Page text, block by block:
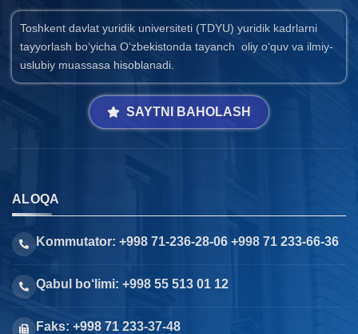
Toshkent davlat yuridik universiteti (TDYU) yuridik kadrlarni
tayyorlash bo‘yicha O‘zbekistonda tayanch oliy o‘quv va ilmiy-
uslubiy muassasa hisoblanadi.
SAYTNI BAHOLASH
ALOQA
Kommutator: +998 71-236-28-06 +998 71 233-66-36
Qabul bo‘limi: +998 55 513 01 12
Faks: +998 71 233-37-48